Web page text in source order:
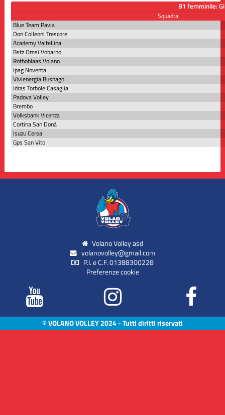
B1 femminile:
Squadra
Blue Team Pavia
Don Colleoni Trescore
Academy Valtellina
Bstz Omsi Vobarno
Rothoblaas Volano
Ipag Noventa
Vivienergia Busnago
Idras Torbole Casaglia
Padova Volley
Brembo
Volksbank Vicenza
Cortina San Donà
Isuzu Cerea
Gps San Vito
Volano Volley asd
volanovolley@gmail.com
P.I. e C.F. 01388300228
Preferenze cookie
© VOLANO VOLLEY 2024 - Tutti diritti riservati